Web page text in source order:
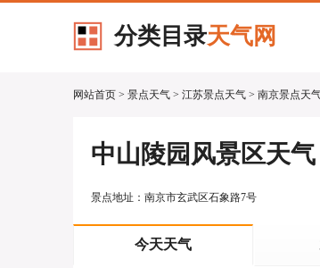
分类目录天气网
网站首页 > 景点天气 > 江苏景点天气 > 南京景点天
中山陵园风景区天气
景点地址：南京市玄武区石象路7号
今天天气